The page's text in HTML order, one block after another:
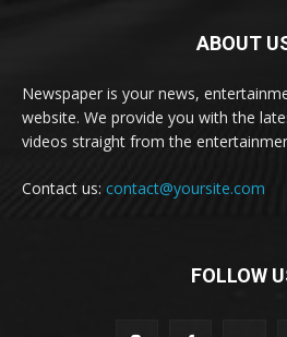
ABOUT
Newspaper is your news,
website. We provide you with the
videos straight from the
Contact us: contact@yoursite.com
FOLLOW